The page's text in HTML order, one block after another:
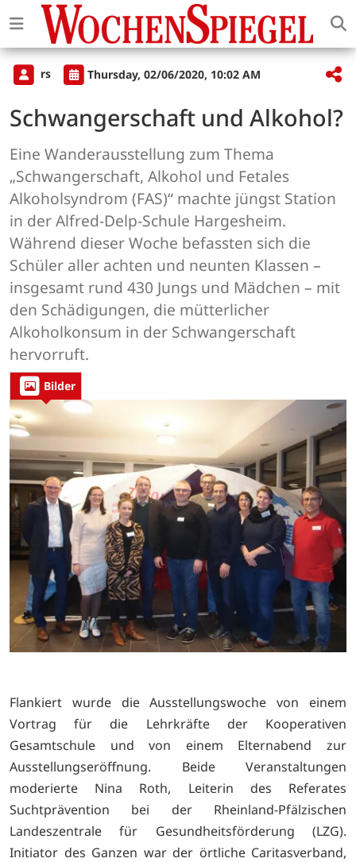
rs Thursday, 02/06/2020, 10:02 AM
Schwangerschaft und Alkohol?
Eine Wanderausstellung zum Thema
„Schwangerschaft, Alkohol und Fetales
Alkoholsyndrom (FAS)“ machte jüngst Station
in der Alfred-Delp-Schule Hargesheim.
Während dieser Woche befassten sich die
Schüler aller achten und neunten Klassen –
insgesamt rund 430 Jungs und Mädchen – mit
den Schädigungen, die mütterlicher
Alkoholkonsum in der Schwangerschaft
hervorruft.
Bilder
Flankiert wurde die Ausstellungswoche von einem
Vortrag für die Lehrkräfte der Kooperativen
Gesamtschule und von einem Elternabend zur
Ausstellungseröffnung. Beide Veranstaltungen
moderierte Nina Roth, Leiterin des Referates
Suchtprävention bei der Rheinland-Pfälzischen
Landeszentrale für Gesundheitsförderung (LZG).
Initiator des Ganzen war der örtliche Caritasverband,